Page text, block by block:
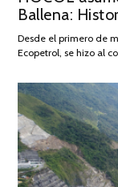
Ballena:
Desde el primero de
Ecopetrol, se hizo al